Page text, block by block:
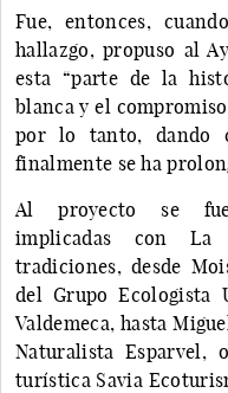
Fue, entonces,
hallazgo, propuso al
esta “parte de la
blanca y el
por lo tanto, dando
finalmente se ha
Al proyecto se
implicadas con La
tradiciones, desde
del Grupo Ecologista
Valdemeca, hasta
Naturalista Esparvel,
turística Savia